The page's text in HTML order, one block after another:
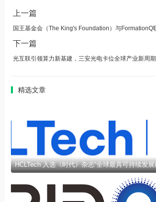
上一篇
下一篇
光互联引领算力新基建，三安光电卡位全球产业新周期
精选文章
HCLTech 入选《时代》杂志“全球最具可持续发